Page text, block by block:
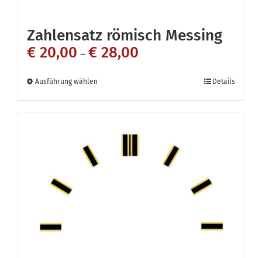
Zahlensatz römisch Messing
€ 20,00 – € 28,00
Ausführung wählen
mehrere
Varianten
Details